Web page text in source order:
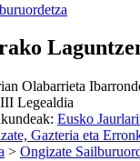
Olabarrieta
Legealdia
: Eusko
Gazteria eta
> Ongizate